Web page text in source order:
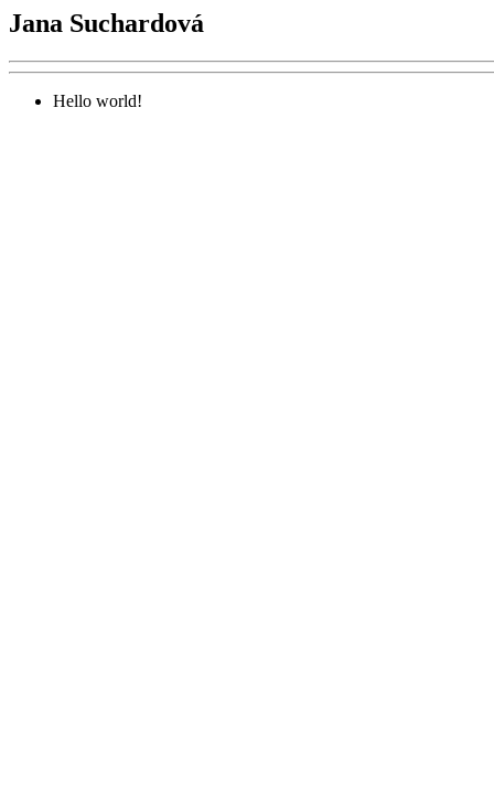
Jana Suchardová
Hello world!